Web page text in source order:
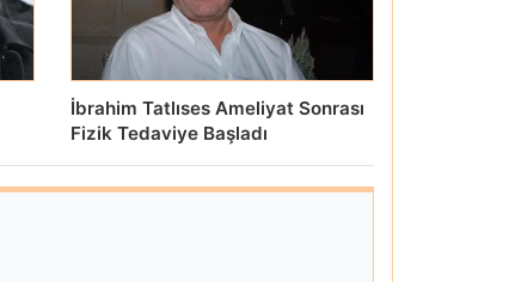
İbrahim Tatlıses Ameliyat Sonrası
Fizik Tedaviye Başladı